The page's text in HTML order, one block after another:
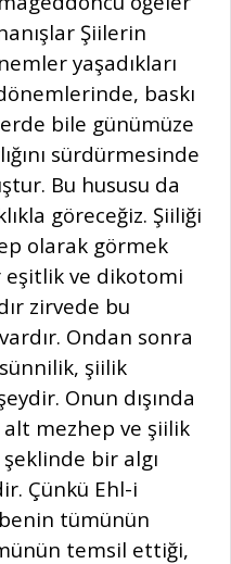
Şiilerin
yaşadıkları
baskı
bile günümüze
sürdürmesinde
Bu hususu da
göreceğiz. Şiiliği
olarak görmek
eşitlik ve dikotomi
zirvede bu
Ondan sonra
şiilik
Onun dışında
mezhep ve şiilik
bir algı
Çünkü Ehl-i
tümünün
temsil ettiği,